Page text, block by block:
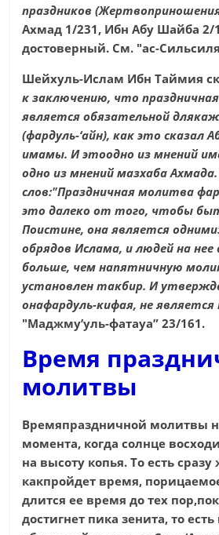
праздников
Ахмад 1/231, Ибн Абу Шайба 2/
достоверный. См. "ас-
Шейхуль-Ислам Ибн Таймия
к заключению, что
является обязательной
(фардуль-‘айн), как это сказал
имамы. И этоодно из мнений
одно из мнений мазхаба
слов:"Праздничная молитва
это далеко от того, чтобы
Поистине, она является
обрядов Ислама, и людей на нее
больше, чем напятничную
установлен такбир. И
онафардуль-кифая, не
"Маджму’уль-фатауа” 23/161.
Время
молитвы
Времяпраздничной молитвы
момента, когда солнце
на высоту копья. То есть сразу
какпройдет время,
длится ее время до тех
достигнет пика зенита, то